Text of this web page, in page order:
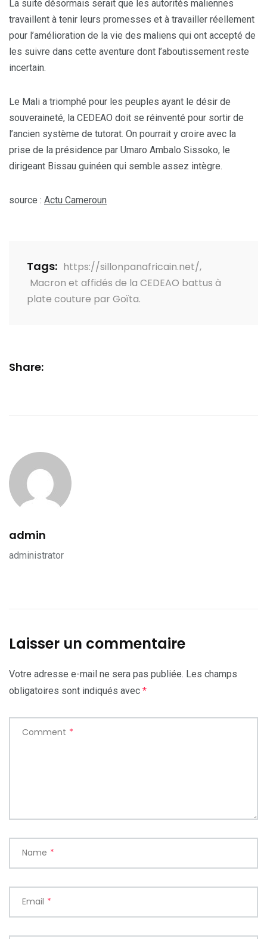
La suite désormais serait que les autorités maliennes
travaillent à tenir leurs promesses et à travailler réellement
pour l’amélioration de la vie des maliens qui ont accepté de
les suivre dans cette aventure dont l’aboutissement reste
incertain.
Le Mali a triomphé pour les peuples ayant le désir de
souveraineté, la CEDEAO doit se réinventé pour sortir de
l’ancien système de tutorat. On pourrait y croire avec la
prise de la présidence par Umaro Ambalo Sissoko, le
dirigeant Bissau guinéen qui semble assez intègre.
source : Actu Cameroun
Tags: https://sillonpanafricain.net/,
Macron et affidés de la CEDEAO battus à
plate couture par Goïta.
Share:
admin
administrator
Laisser un commentaire
Votre adresse e-mail ne sera pas publiée. Les champs
obligatoires sont indiqués avec *
Comment *
Name *
Email *